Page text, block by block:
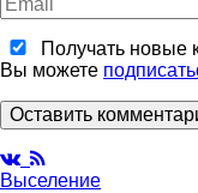
Получать новые
Вы можете
Оставить
Выселение